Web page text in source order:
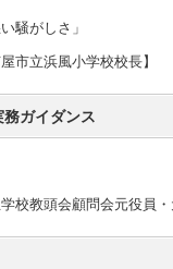
騒がしさ」
市立浜風小学校校長】
ガイダンス
校教頭会顧問会元役員・